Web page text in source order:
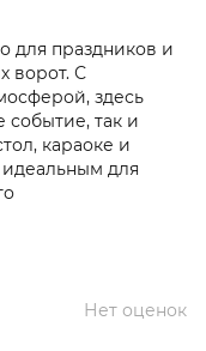
для праздников и
ворот. С
здесь
событие, так и
караоке и
для
Нет оценок